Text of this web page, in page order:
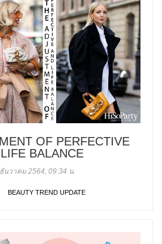
OF PERFECTIVE
BALANCE
นวาคม 2564, 09:34 น.
BEAUTY TREND UPDATE